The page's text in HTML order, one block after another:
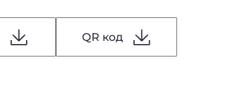
QR код